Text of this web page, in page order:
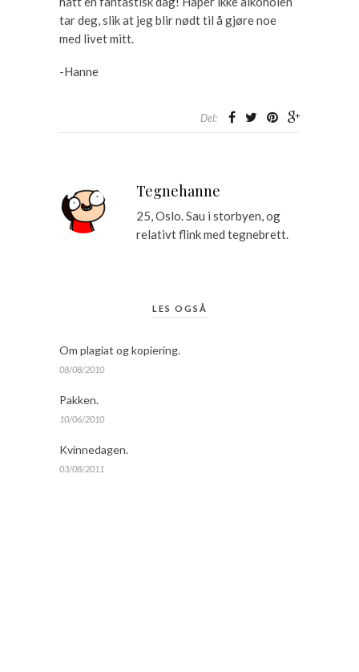
tar deg, slik at jeg blir nødt til å gjøre noe
med livet mitt.
-Hanne
Del:
Tegnehanne
25, Oslo. Sau i storbyen, og
relativt flink med tegnebrett.
LES OGSÅ
Om plagiat og kopiering.
08/08/2010
Pakken.
10/06/2010
Kvinnedagen.
03/08/2011